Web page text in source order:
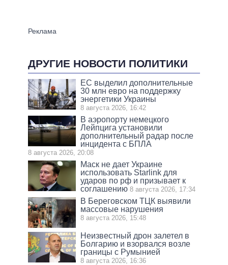
ДРУГИЕ НОВОСТИ ПОЛИТИКИ
ЕС выделил дополнительные
30 млн евро на поддержку
энергетики Украины
8 августа 2026, 16:42
В аэропорту немецкого
Лейпцига установили
дополнительный радар после
инцидента с БПЛА
8 августа 2026, 20:08
Маск не дает Украине
использовать Starlink для
ударов по рф и призывает к
соглашению 8 августа 2026, 17:34
В Береговском ТЦК выявили
массовые нарушения
8 августа 2026, 15:48
Неизвестный дрон залетел в
Болгарию и взорвался возле
границы с Румынией
8 августа 2026, 16:36